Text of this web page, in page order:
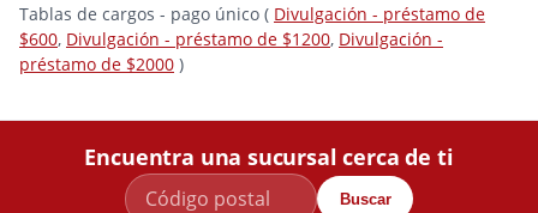
Tablas de cargos - pago único ( Divulgación - préstamo de
$600, Divulgación - préstamo de $1200, Divulgación -
préstamo de $2000 )
Encuentra una sucursal cerca de ti
Buscar